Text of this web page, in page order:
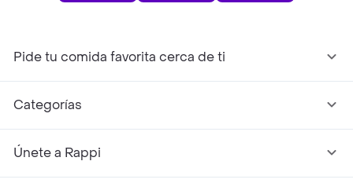
Pide tu comida favorita cerca de ti
Categorías
Únete a Rappi